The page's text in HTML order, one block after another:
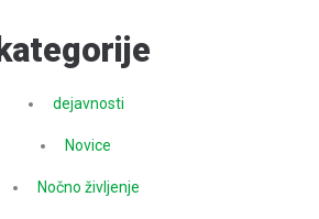
kategorije
dejavnosti
Novice
Nočno življenje